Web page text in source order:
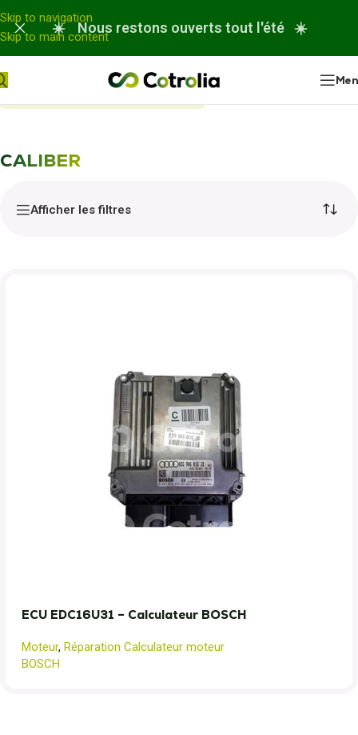
Panneau de gestion des cookies
Skip to navigation
Skip to main content
☀️ Nous restons ouverts tout l'été ☀️
CALIBER
Afficher les filtres
ECU EDC16U31 – Calculateur BOSCH
Moteur, Réparation Calculateur moteur
BOSCH